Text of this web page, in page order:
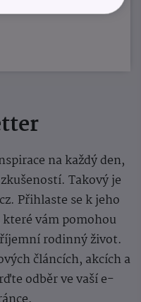
na každý den,
Takový je
Přihlaste se k jeho
vám pomohou
rodinný život.
článcích, akcích a
odběr ve vaší e-